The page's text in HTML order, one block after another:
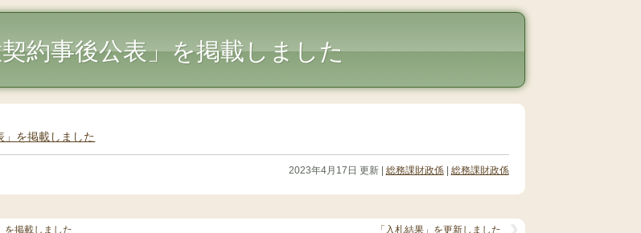
約事後公表」を掲載しました
」を掲載しました
2023年4月17日 更新 | 総務課財政係| 総務課財政係
「入札結果」を更新しました
を掲載しました